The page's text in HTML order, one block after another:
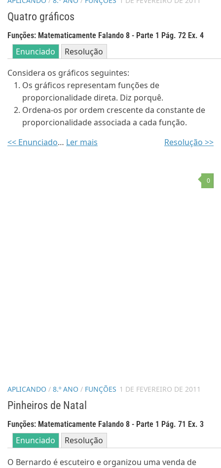
Quatro gráficos
Funções: Matematicamente Falando 8 - Parte 1 Pág. 72 Ex. 4
Enunciado
Resolução
Considera os gráficos seguintes:
Os gráficos representam funções de
proporcionalidade direta. Diz porquê.
Ordena-os por ordem crescente da constante de
proporcionalidade associada a cada função.
Resolução >>
<< Enunciado… Ler mais
0
APLICANDO / 8.º ANO / FUNÇÕES 1 DE FEVEREIRO DE 2011
Pinheiros de Natal
Funções: Matematicamente Falando 8 - Parte 1 Pág. 71 Ex. 3
Enunciado
Resolução
O Bernardo é escuteiro e organizou uma venda de